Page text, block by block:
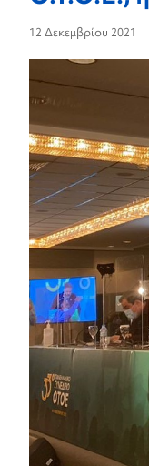
12 Δεκεμβρίου 2021